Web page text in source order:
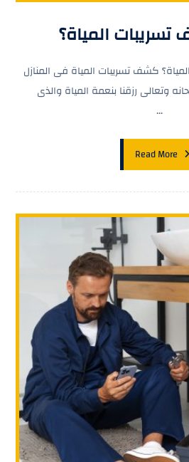
المياة؟
كشف تسريبات المياة فى المنازل
وتعالى رزقنا بنعمة المياة والذى
...
Read More